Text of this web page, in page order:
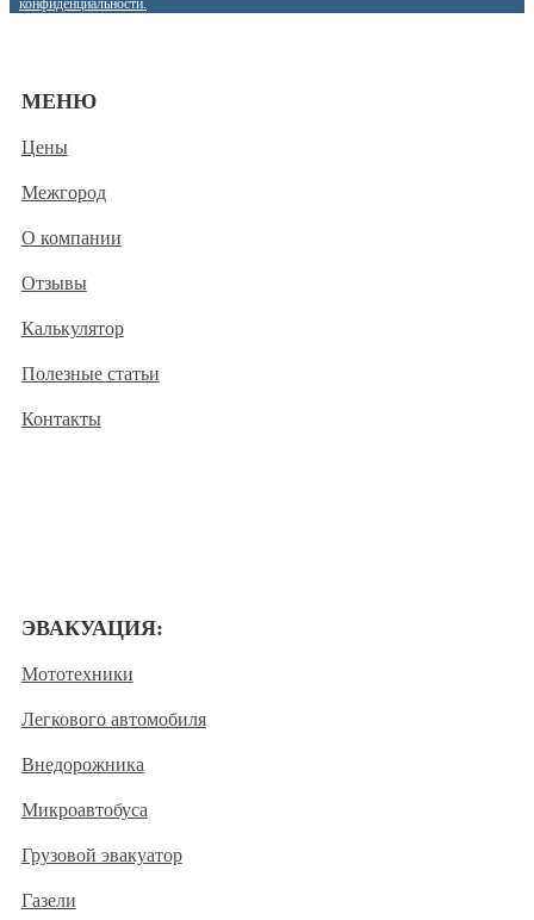
конфиденциальности.
МЕНЮ
Цены
Межгород
О компании
Отзывы
Калькулятор
Полезные статьи
Контакты
ЭВАКУАЦИЯ:
Мототехники
Легкового автомобиля
Внедорожника
Микроавтобуса
Грузовой эвакуатор
Газели